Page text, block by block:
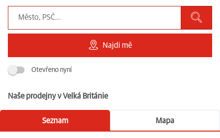
Najdi mě
Otevřeno nyní
Naše prodejny v Velká Británie
Seznam Mapa